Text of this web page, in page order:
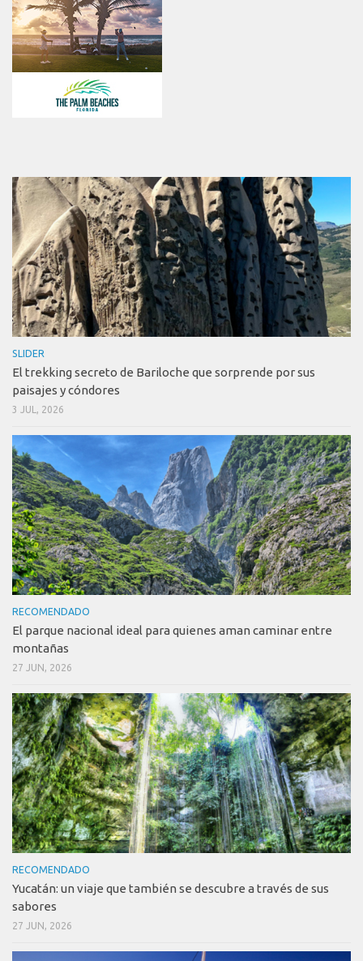
SLIDER
El trekking secreto de Bariloche que sorprende por sus
paisajes y cóndores
3 JUL, 2026
RECOMENDADO
El parque nacional ideal para quienes aman caminar entre
montañas
27 JUN, 2026
RECOMENDADO
Yucatán: un viaje que también se descubre a través de sus
sabores
27 JUN, 2026